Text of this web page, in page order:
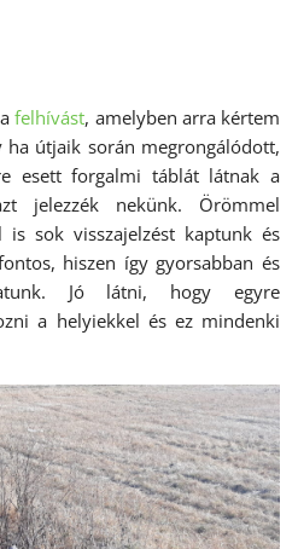
afelhívást, amelyben arra kértem
ha útjaik során megrongálódott,
esett forgalmi táblát látnak a
jelezzék nekünk. Örömmel
is sok visszajelzést kaptunk és
hiszen így gyorsabban és
Jó látni, hogy egyre
a helyiekkel és ez mindenki